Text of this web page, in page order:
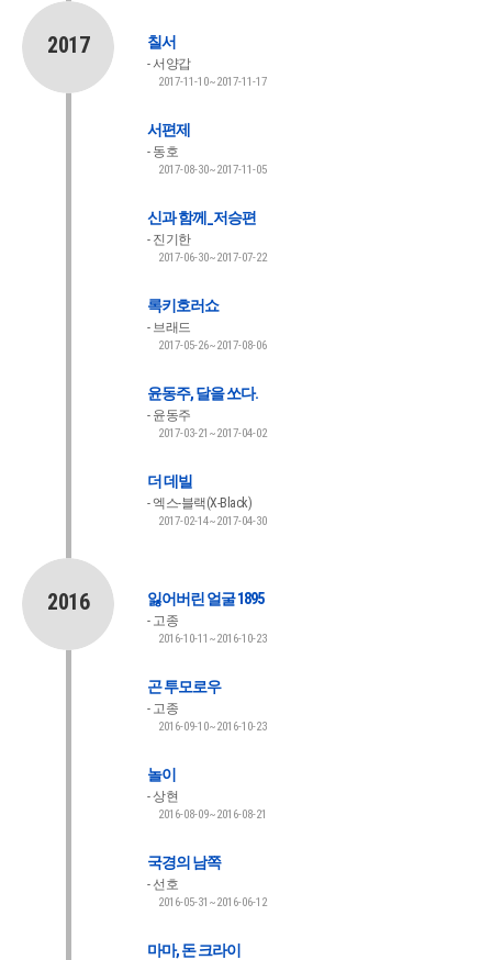
2017 칠서
서양갑
2017-11-10~2017-11-17
서편제
동호
2017-08-30~2017-11-05
신과 함께_저승편
진기한
2017-06-30~2017-07-22
록키호러쇼
브래드
2017-05-26~2017-08-06
윤동주, 달을 쏘다.
윤동주
2017-03-21~2017-04-02
더 데빌
엑스-블랙(X-Black)
2017-02-14~2017-04-30
2016 잃어버린 얼굴 1895
고종
2016-10-11~2016-10-23
곤 투모로우
고종
2016-09-10~2016-10-23
놀이
상현
2016-08-09~2016-08-21
국경의 남쪽
선호
2016-05-31~2016-06-12
마마, 돈 크라이